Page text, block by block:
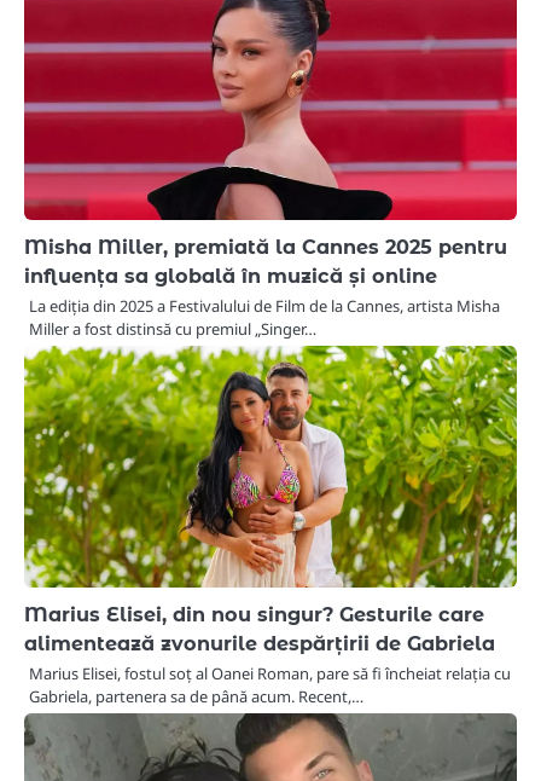
Misha Miller, premiată la Cannes 2025 pentru
influența sa globală în muzică și online
La ediția din 2025 a Festivalului de Film de la Cannes, artista Misha
Miller a fost distinsă cu premiul „Singer…
Marius Elisei, din nou singur? Gesturile care
alimentează zvonurile despărțirii de Gabriela
Marius Elisei, fostul soț al Oanei Roman, pare să fi încheiat relația cu
Gabriela, partenera sa de până acum. Recent,…